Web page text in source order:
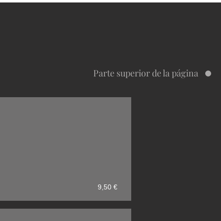
Parte superior de la página
9,50 €